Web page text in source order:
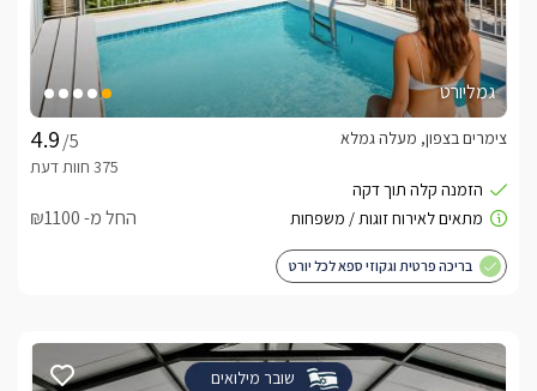
גמליורט
/5
צימרים בצפון, מעלה גמלא
החל מ- ₪1100
בריכה פרטית וגקוזי ספא לכל יורט
שובר מילואים